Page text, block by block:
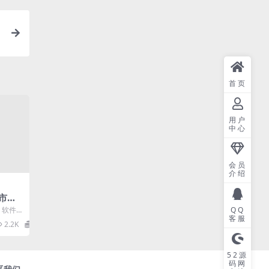
多
软件
是一
2.2K
首页
用户
中心
会员
介绍
QQ
客服
52源
码网